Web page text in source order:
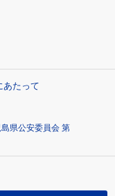
あたって
県公安委員会 第